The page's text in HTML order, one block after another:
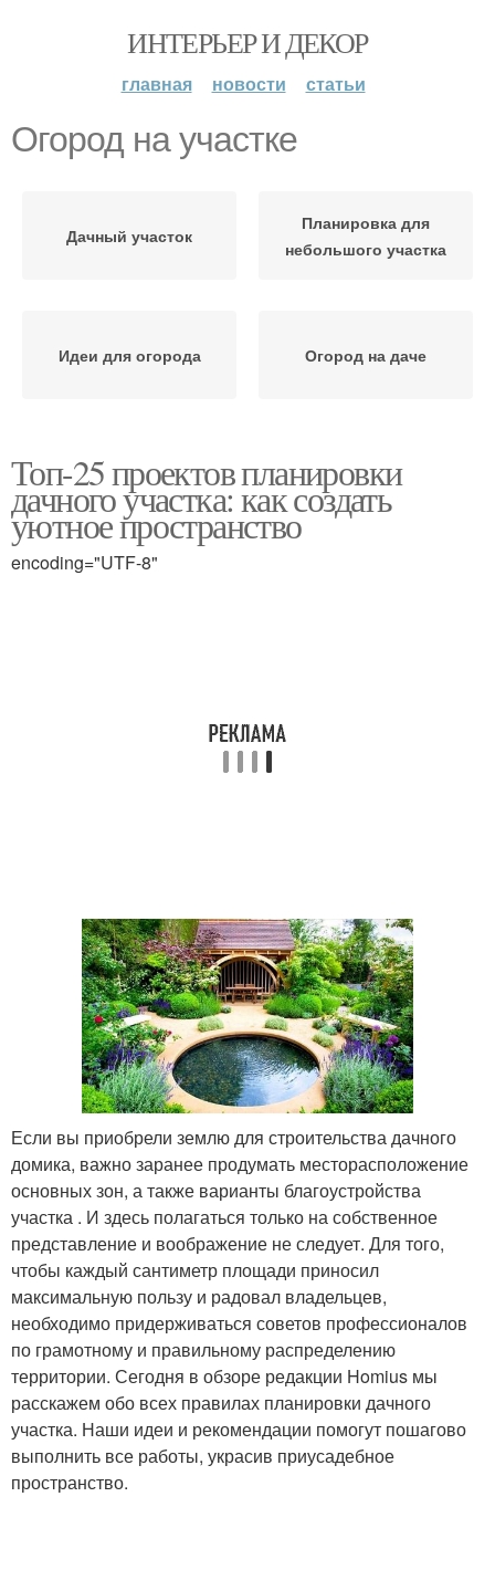
ИНТЕРЬЕР И ДЕКОР
главная новости статьи
Огород на участке
Дачный участок
Планировка для
небольшого участка
Идеи для огорода Огород на даче
Топ-25 проектов планировки
дачного участка: как создать
уютное пространство
encoding="UTF-8"
Если вы приобрели землю для строительства дачного
домика, важно заранее продумать месторасположение
основных зон, а также варианты благоустройства
участка . И здесь полагаться только на собственное
представление и воображение не следует. Для того,
чтобы каждый сантиметр площади приносил
максимальную пользу и радовал владельцев,
необходимо придерживаться советов профессионалов
по грамотному и правильному распределению
территории. Сегодня в обзоре редакции Homius мы
расскажем обо всех правилах планировки дачного
участка. Наши идеи и рекомендации помогут пошагово
выполнить все работы, украсив приусадебное
пространство.